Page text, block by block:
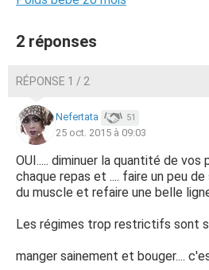
2 réponses
RÉPONSE 1 / 2
Nefertata 51
25 oct. 2015 à 09:03
OUI..... diminuer la quantité de
chaque repas et .... faire un peu
du muscle et refaire une belle
Les régimes trop restrictifs sont
manger sainement et bouger....